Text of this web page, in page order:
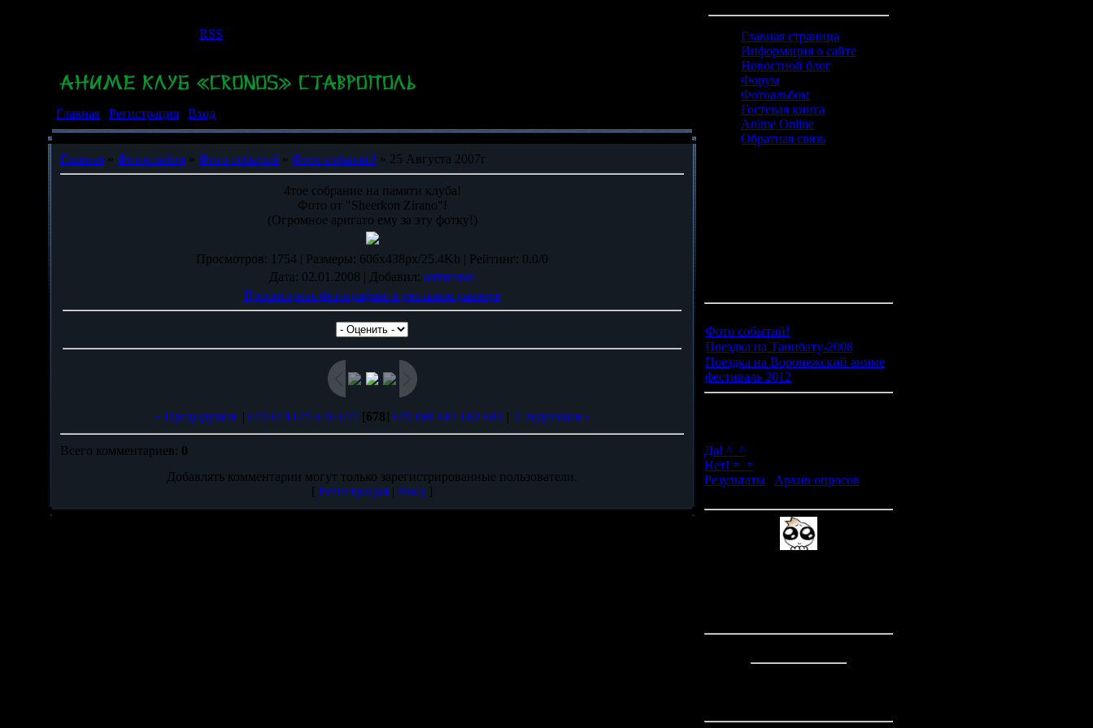
RSS
Главная Регистрация Вход
Главная » Фотоальбом » Фото событий » Фото событий! » 25 Августа 2007г
4тое собрание на памяти клуба!
Фото от "Sheerkon Zirano"!
(Огромное аригато ему за эту фотку!)
Просмотров: 1754 | Размеры: 606x438px/25.4Kb | Рейтинг: 0.0/0
Дата: 02.01.2008 | Добавил: animestav
Просмотреть фотографию в реальном размере
« Предыдущая| 673 674 675 676 677[678] 679 680 681 682 683| Следующая »
Всего комментариев: 0
Добавлять комментарии могут только зарегистрированные пользователи.
[ Регистрация | Вход ]
Главная страница
Информация о сайте
Новостной блог
Форум
Фотоальбом
Гостевая книга
Anime Online
Обратная связь
Фото событий!
Поездка на Танибату-2008
Поездка на Воронежский аниме
фестиваль 2012
Да! ^_^
Нет! =_=
Результаты
Архив опросов